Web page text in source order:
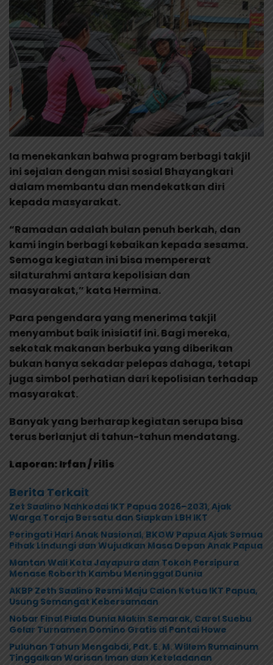
Ia menekankan bahwa program berbagi takjil
ini sejalan dengan misi sosial Bhayangkari
dalam membantu dan mendekatkan diri
kepada masyarakat.
“Ramadan adalah bulan penuh berkah, dan
kami ingin berbagi kebaikan kepada sesama.
Semoga kegiatan ini bisa mempererat
silaturahmi antara kepolisian dan
masyarakat,” kata Hermina.
Para pengendara yang menerima takjil
menyambut baik inisiatif ini. Bagi mereka,
sekotak makanan berbuka yang diberikan
bukan hanya sekadar pelepas dahaga, tetapi
juga simbol perhatian dari kepolisian terhadap
masyarakat.
Banyak yang berharap kegiatan serupa bisa
terus berlanjut di tahun-tahun mendatang.
Laporan: Irfan / rilis
Berita Terkait
Zet Saalino Nahkodai IKT Papua 2026–2031, Ajak
Warga Toraja Bersatu dan Siapkan LBH IKT
Peringati Hari Anak Nasional, BKOW Papua Ajak Semua
Pihak Lindungi dan Wujudkan Masa Depan Anak Papua
Mantan Wali Kota Jayapura dan Tokoh Persipura
Menase Roberth Kambu Meninggal Dunia
AKBP Zeth Saalino Resmi Maju Calon Ketua IKT Papua,
Usung Semangat Kebersamaan
Nobar Final Piala Dunia Makin Semarak, Carel Suebu
Gelar Turnamen Domino Gratis di Pantai Howe
Puluhan Tahun Mengabdi, Pdt. E. M. Willem Rumainum
Tinggalkan Warisan Iman dan Keteladanan